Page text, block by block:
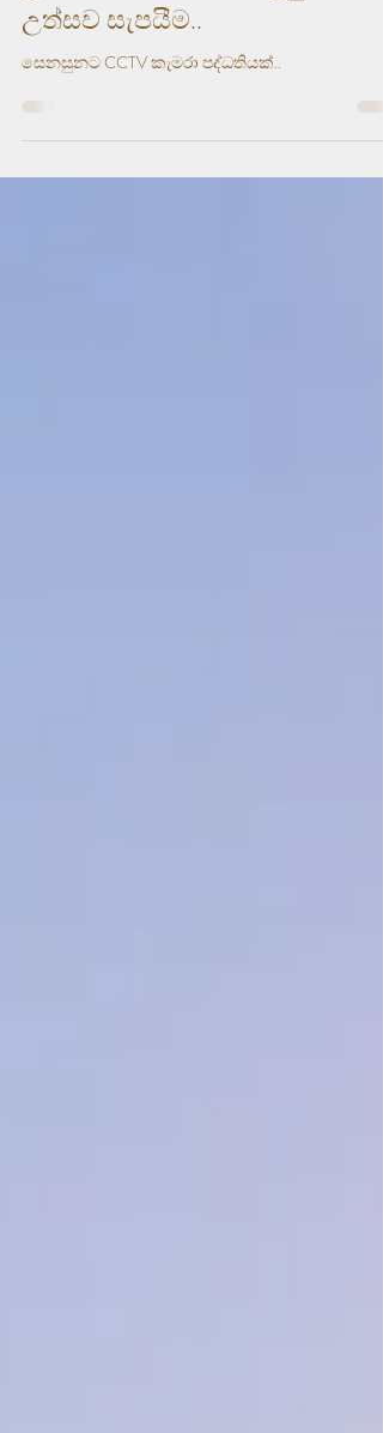
අලින්ට හොරුන්ට පාඩම්
උගන්වන්නට ගොස් රිලවුන්ට
උත්සව සැපයීම..
සෙනසුනට CCTV කැමරා පද්ධතියක්..